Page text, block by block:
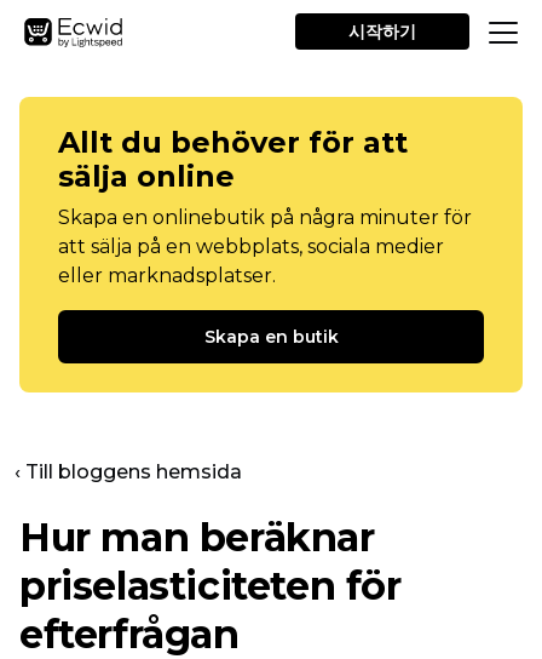
시작하기
Allt du behöver för att
sälja online
Skapa en onlinebutik på några minuter för
att sälja på en webbplats, sociala medier
eller marknadsplatser.
Skapa en butik
‹ Till bloggens hemsida
Hur man beräknar
priselasticiteten för
efterfrågan